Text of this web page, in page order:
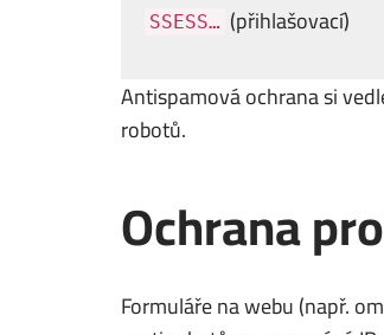
SSESS… (přihlašovací)
Antispamová ochrana si
robotů.
Ochrana
Formuláře na webu (např.